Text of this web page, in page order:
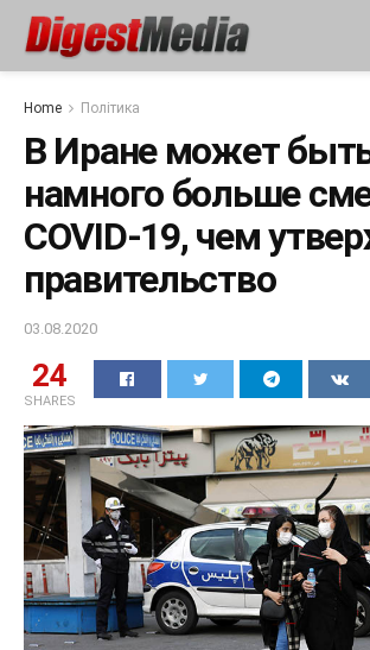
Home Політика
В Иране может
намного больше
COVID-19, чем
правительство
03.08.2020
24
SHARES